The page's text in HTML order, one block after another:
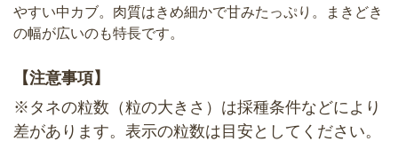
やすい中カブ。肉質はきめ細かで甘みたっぷり。まきどき
の幅が広いのも特長です。
【注意事項】
※タネの粒数（粒の大きさ）は採種条件などにより
差があります。表示の粒数は目安としてください。